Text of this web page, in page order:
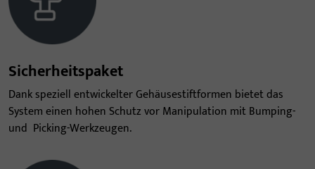
Sicherheitspaket
Dank speziell entwickelter Gehäusestiftformen bietet das
System einen hohen Schutz vor Manipulation mit Bumping-
und Picking-Werkzeugen.